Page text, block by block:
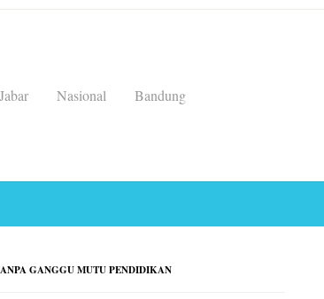
Nasional Bandung
GANGGU MUTU PENDIDIKAN